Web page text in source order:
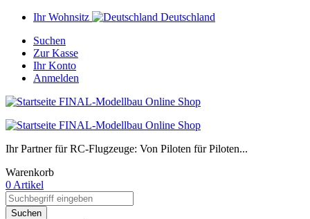
Ihr Wohnsitz
Deutschland
Suchen
Zur Kasse
Ihr Konto
Anmelden
Ihr Partner für RC-Flugzeuge: Von Piloten für Piloten...
Warenkorb
0 Artikel
Suchen